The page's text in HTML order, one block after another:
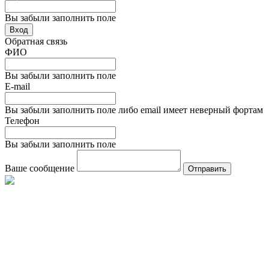
Вы забыли заполнить поле
Вход
Обратная связь
ФИО
Вы забыли заполнить поле
E-mail
Вы забыли заполнить поле либо email имеет неверный фортам
Телефон
Вы забыли заполнить поле
Ваше сообщение Отправить